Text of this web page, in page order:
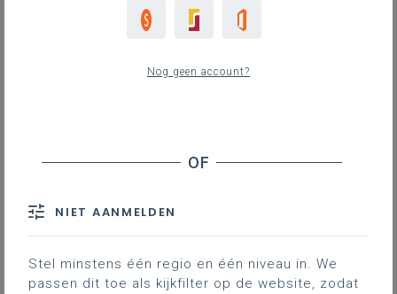
Nog geen account?
NIET AANMELDEN
Stel minstens één regio en één niveau in. We
passen dit toe als kijkfilter op de website, zodat